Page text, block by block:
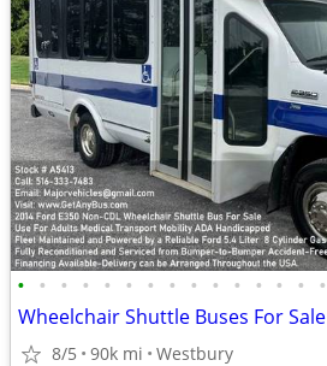
• • • • • • • • • • • • • • •
Wheelchair Shuttle Buses For Sale
8/5 90k mi Westbury